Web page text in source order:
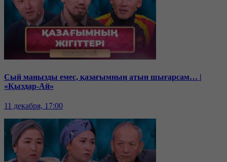
Сый маңызды емес, қазағымның атын шығарсам… |
«Қыздар-Ай»
11 декабря, 17:00